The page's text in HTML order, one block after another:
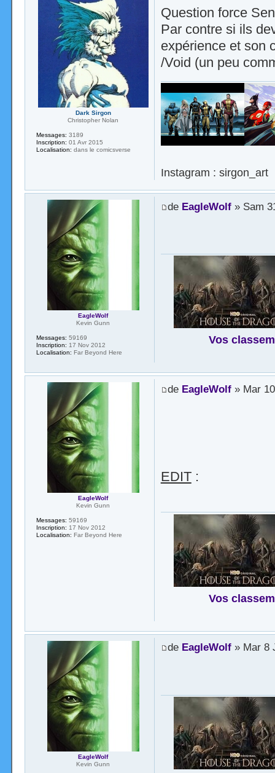
Question force
Par contre si ils
expérience et son
/Void (un peu
Instagram : sirgon_art
Dark Sirgon
Christopher Nolan
Messages: 3189
Inscription: 01 Avr 2015
Localisation: dans le comicsverse
de EagleWolf» Sam
Vos
EagleWolf
Kevin Gunn
Messages: 59169
Inscription: 17 Nov 2012
Localisation: Far Beyond Here
de EagleWolf» Mar
EDIT:
Vos
EagleWolf
Kevin Gunn
Messages: 59169
Inscription: 17 Nov 2012
Localisation: Far Beyond Here
de EagleWolf» Mar 8
EagleWolf
Kevin Gunn